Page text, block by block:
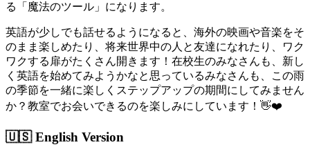
る「魔法のツール」になります。
英語が少しでも話せるようになると、海外の映画や音楽をそ
のまま楽しめたり、将来世界中の人と友達になれたり、ワク
ワクする扉がたくさん開きます！在校生のみなさんも、新し
く英語を始めてみようかなと思っているみなさんも、この雨
の季節を一緒に楽しくステップアップの期間にしてみません
か？教室でお会いできるのを楽しみにしています！👋❤️
🇺🇸 English Version